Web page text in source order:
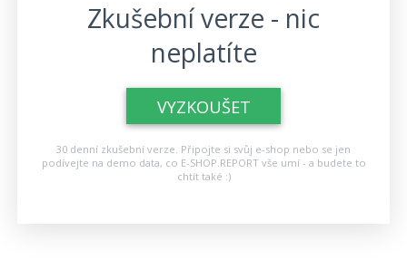
Zkušební verze - nic
neplatíte
VYZKOUŠET
30 denní zkušební verze. Připojte si svůj e-shop nebo se jen
podívejte na demo data, co E-SHOP.REPORT vše umí - a budete to
chtít také :)